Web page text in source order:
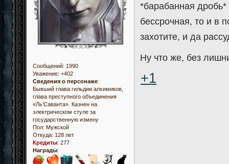
Сообщений: 1990
Уважение: +402
Сведения о персонаже:
Бывший глава гильдии алхимиков,
глава преступного объединения
«Ль’Саванта». Казнен на
электрическом стуле за
государственную измену
Пол: Мужской
Откуда: 128 лет
Кредиты: 277
Награды:
*барабанная
бессрочная, то и в
захотите, и да
Ну что же, без
+1